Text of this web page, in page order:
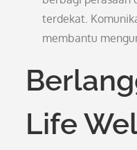
terdekat.
membantu
Life